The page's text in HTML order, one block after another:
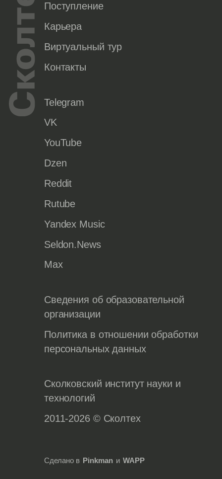
Поступление
Карьера
Виртуальный тур
Контакты
Telegram
VK
YouTube
Dzen
Reddit
Rutube
Yandex Music
Seldon.News
Max
Сведения об образовательной
организации
Политика в отношении обработки
персональных данных
Сколковский институт науки и
технологий
2011-2026 © Сколтех
Сделано в Pinkman и WAPP